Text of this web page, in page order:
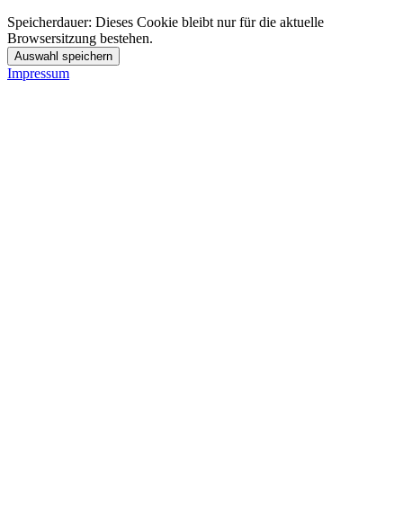
Speicherdauer: Dieses Cookie bleibt nur für die aktuelle
Browsersitzung bestehen.
Auswahl speichern
Impressum